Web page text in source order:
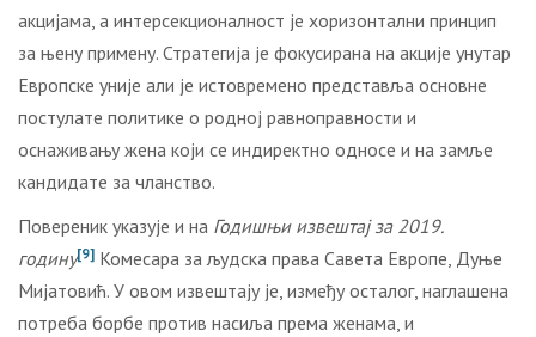
акцијама, а интерсекционалност је хоризонтални принцип
за њену примену. Стратегија је фокусирана на акције унутар
Европске уније али је истовремено представља основне
постулате политике о родној равноправности и
оснаживању жена који се индиректно односе и на замље
кандидате за чланство.
Повереник указује и на Годишњи извештај за 2019.
годину[9] Комесара за људска права Савета Европе, Дуње
Мијатовић. У овом извештају је, између осталог, наглашена
потреба борбе против насиља према женама, и